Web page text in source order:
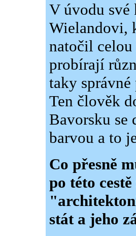
V úvodu své
Wielandovi,
natočil
probírají
taky
Ten člověk
Bavorsku se
barvou a to
Co přesně
po této
stát a jeho